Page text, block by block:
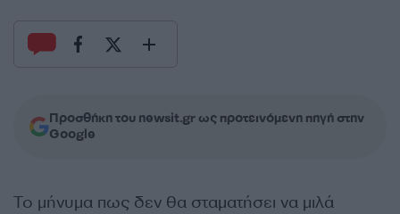
Προσθήκη του newsit.gr ως προτεινόμενη πηγή στην
Google
Το μήνυμα πως δεν θα σταματήσει να μιλά